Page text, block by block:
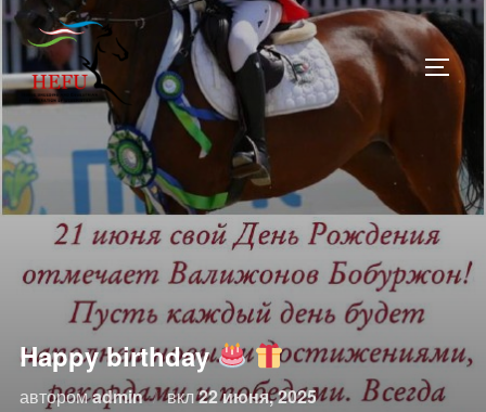
Перейти
содержимому
Happy birthday
авторомadmin вклОпубликовано
22 июня, 2025